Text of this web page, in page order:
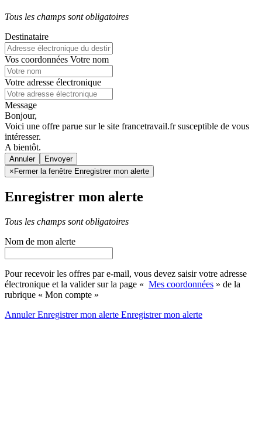
Tous les champs sont obligatoires
Destinataire
Vos coordonnées Votre nom
Votre adresse électronique
Message
Bonjour,
Voici une offre parue sur le site francetravail.fr susceptible de vous
intéresser.
A bientôt.
Annuler
× Fermer la fenêtre Enregistrer mon alerte
Enregistrer mon alerte
Tous les champs sont obligatoires
Nom de mon alerte
Pour recevoir les offres par e-mail, vous devez saisir votre adresse
électronique et la valider sur la page « Mes coordonnées » de la
rubrique « Mon compte »
AnnulerEnregistrer mon alerte Enregistrermon alerte